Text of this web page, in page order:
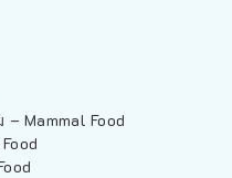
Mammal Food